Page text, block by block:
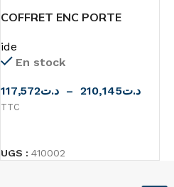
COFFRET ENC PORTE
ide
En stock
د.ت117,572 – د.ت210,145
TTC
UGS : 410002